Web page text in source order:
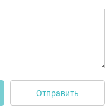
Отправить